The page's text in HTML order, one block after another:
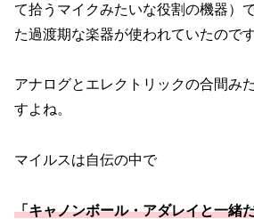
て拾うマイクみたいな役割の機器）
た過渡期な楽器が使われていたのです
アナログとエレクトリックの合間み
すよね。
マイルスは自伝の中で
「キャノンボール・アダレイと一緒